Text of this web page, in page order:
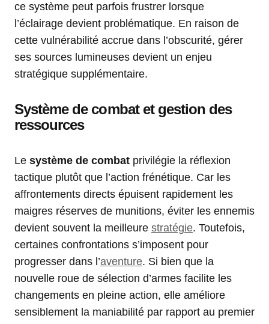
ce système peut parfois frustrer lorsque
l’éclairage devient problématique. En raison de
cette vulnérabilité accrue dans l’obscurité, gérer
ses sources lumineuses devient un enjeu
stratégique supplémentaire.
Système de combat et gestion des
ressources
Le système de combat privilégie la réflexion
tactique plutôt que l’action frénétique. Car les
affrontements directs épuisent rapidement les
maigres réserves de munitions, éviter les ennemis
devient souvent la meilleure stratégie. Toutefois,
certaines confrontations s’imposent pour
progresser dans l’aventure. Si bien que la
nouvelle roue de sélection d’armes facilite les
changements en pleine action, elle améliore
sensiblement la maniabilité par rapport au premier